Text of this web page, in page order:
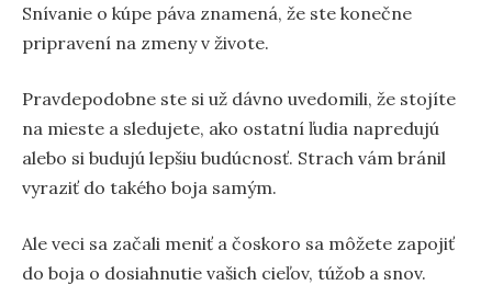
Snívanie o kúpe páva znamená, že ste konečne
pripravení na zmeny v živote.
Pravdepodobne ste si už dávno uvedomili, že stojíte
na mieste a sledujete, ako ostatní ľudia napredujú
alebo si budujú lepšiu budúcnosť. Strach vám bránil
vyraziť do takého boja samým.
Ale veci sa začali meniť a čoskoro sa môžete zapojiť
do boja o dosiahnutie vašich cieľov, túžob a snov.